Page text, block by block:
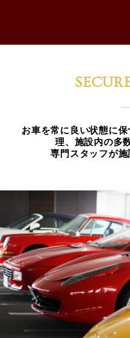
お車を常に良い状態に
理、施設内の多
専門スタッフが施